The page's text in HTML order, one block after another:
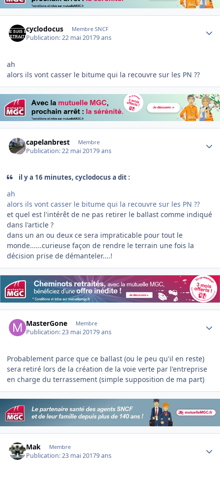
cyclodocus Membre SNCF
Publication:22 mai 20179 ans
ah
alors ils vont casser le bitume qui la recouvre sur les PN ??
capelanbrest Membre
Publication:22 mai 20179 ans
il y a 16 minutes, cyclodocus a dit :
ah
alors ils vont casser le bitume qui la recouvre sur les PN ??
et quel est l'intérêt de ne pas retirer le ballast comme indiqué
dans l'article ?
dans un an ou deux ce sera impraticable pour tout le
monde......curieuse façon de rendre le terrain une fois la
décision prise de démanteler....!
MasterGone Membre
Publication:23 mai 20179 ans
Probablement parce que ce ballast (ou le peu qu'il en reste)
sera retiré lors de la création de la voie verte par l'entreprise
en charge du terrassement (simple supposition de ma part)
Mak Membre
Publication:23 mai 20179 ans